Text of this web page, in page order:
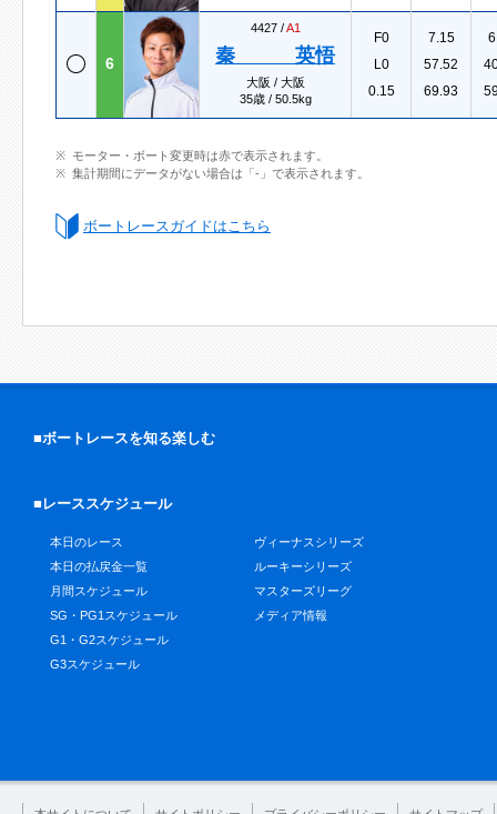
6
4427 /A1
秦 英悟
大阪 / 大阪
35歳 / 50.5kg
F0
L0
0.15
7.15
57.52
69.93
モーター・ボート変更時は赤で表示されます。
集計期間にデータがない場合は「-」で表示されます。
ボートレースガイドはこちら
■ボートレースを知る楽しむ
■レーススケジュール
本日のレース
本日の払戻金一覧
月間スケジュール
SG・PG1スケジュール
G1・G2スケジュール
G3スケジュール
ヴィーナスシリーズ
ルーキーシリーズ
マスターズリーグ
メディア情報